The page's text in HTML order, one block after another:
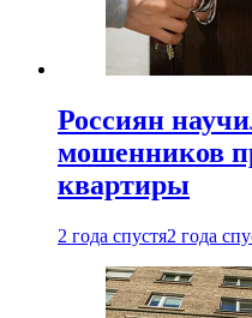
Россиян
мошенников
квартиры
2 года спустя2 года